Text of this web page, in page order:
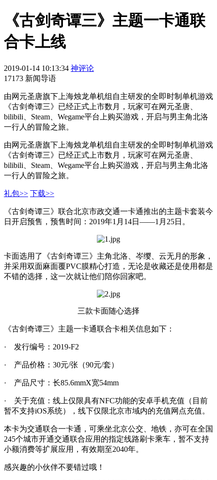
《古剑奇谭三》主题一卡通联
合卡上线
2019-01-14 10:13:34 神评论
17173 新闻导语
由网元圣唐旗下上海烛龙单机组自主研发的全即时制单机游戏
《古剑奇谭三》已经正式上市数月，玩家可在网元圣唐、
bilibili、Steam、Wegame平台上购买游戏，开启与男主角北洛
一行人的冒险之旅。
由网元圣唐旗下上海烛龙单机组自主研发的全即时制单机游戏
《古剑奇谭三》已经正式上市数月，玩家可在网元圣唐、
bilibili、Steam、Wegame平台上购买游戏，开启与男主角北洛
一行人的冒险之旅。
礼包>> 下载>>
《古剑奇谭三》联合北京市政交通一卡通推出的主题卡套装今
日开启预售，预售时间：2019年1月14日——1月25日。
卡面选用了《古剑奇谭三》主角北洛、岑缨、云无月的形象，
并采用双面麻面覆PVC膜精心打造，无论是收藏还是使用都是
不错的选择，这一次就让他们陪你回家吧。
三款卡面随心选择
《古剑奇谭三》主题一卡通联合卡相关信息如下：
· 发行编号：2019-F2
· 产品价格：30元/张（90元/套）
· 产品尺寸：长85.6mmX宽54mm
· 关于充值：线上仅限具有NFC功能的安卓手机充值（目前
暂不支持iOS系统），线下仅限北京市域内的充值网点充值。
本卡为交通联合一卡通，可乘坐北京公交、地铁，亦可在全国
245个城市开通交通联合应用的指定线路刷卡乘车，暂不支持
小额消费等扩展应用，有效期至2040年。
感兴趣的小伙伴不要错过哦！